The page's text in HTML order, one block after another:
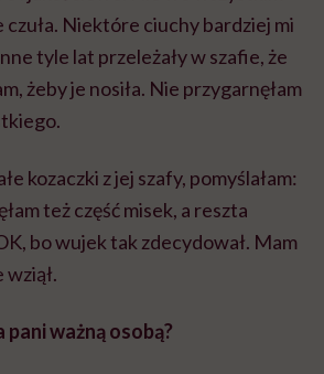
czuła. Niektóre ciuchy bardziej mi
tyle lat przeleżały w szafie, że
żeby je nosiła. Nie przygarnęłam
kozaczki z jej szafy, pomyślałam:
też część misek, a reszta
bo wujek tak zdecydował. Mam
wziął.
pani ważną osobą?